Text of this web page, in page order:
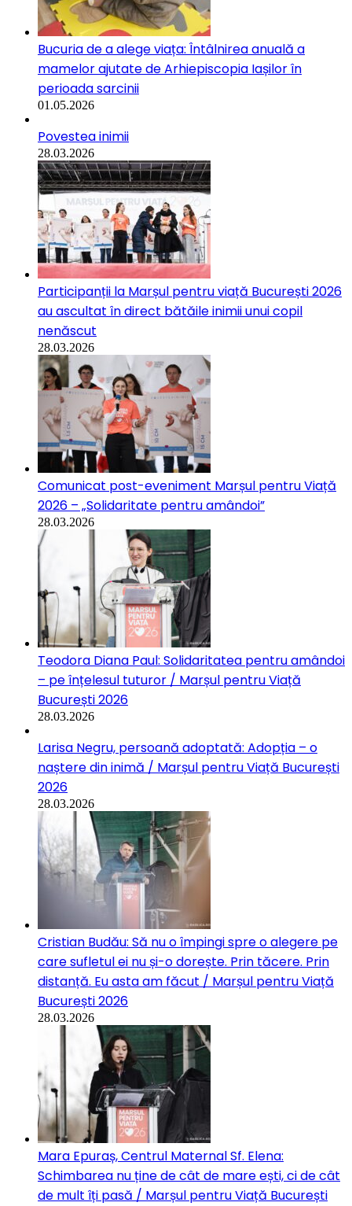
Bucuria de a alege viața: Întâlnirea anuală a
mamelor ajutate de Arhiepiscopia Iașilor în
perioada sarcinii
01.05.2026
Povestea inimii
28.03.2026
Participanții la Marșul pentru viață București 2026
au ascultat în direct bătăile inimii unui copil
nenăscut
28.03.2026
Comunicat post-eveniment Marșul pentru Viață
2026 – „Solidaritate pentru amândoi”
28.03.2026
Teodora Diana Paul: Solidaritatea pentru amândoi
– pe înțelesul tuturor / Marșul pentru Viață
București 2026
28.03.2026
Larisa Negru, persoană adoptată: Adopția – o
naștere din inimă / Marșul pentru Viață București
2026
28.03.2026
Cristian Budău: Să nu o împingi spre o alegere pe
care sufletul ei nu și-o dorește. Prin tăcere. Prin
distanță. Eu asta am făcut / Marșul pentru Viață
București 2026
28.03.2026
Mara Epuraș, Centrul Maternal Sf. Elena:
Schimbarea nu ține de cât de mare ești, ci de cât
de mult îți pasă / Marșul pentru Viață București